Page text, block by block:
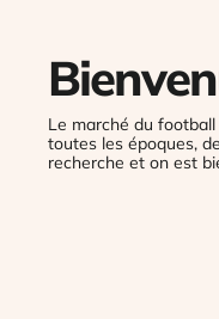
Le marché du
toutes les époques,
recherche et on est